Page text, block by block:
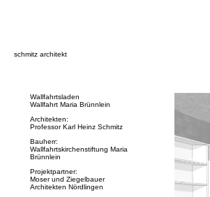
schmitz architekt
Wallfahrtsladen
Wallfahrt Maria Brünnlein
Architekten:
Professor Karl Heinz Schmitz
Bauherr:
Wallfahrtskirchenstiftung Maria
Brünnlein
Projektpartner:
Moser und Ziegelbauer
Architekten Nördlingen